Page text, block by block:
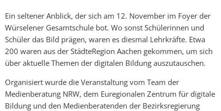
Ein seltener Anblick, der sich am 12. November im Foyer der
Würselener Gesamtschule bot. Wo sonst Schülerinnen und
Schüler das Bild prägen, waren es diesmal Lehrkräfte. Etwa
200 waren aus der StädteRegion Aachen gekommen, um sich
über aktuelle Themen der digitalen Bildung auszutauschen.
Organisiert wurde die Veranstaltung vom Team der
Medienberatung NRW, dem Euregionalen Zentrum für digitale
Bildung und den Medienberatenden der Bezirksregierung